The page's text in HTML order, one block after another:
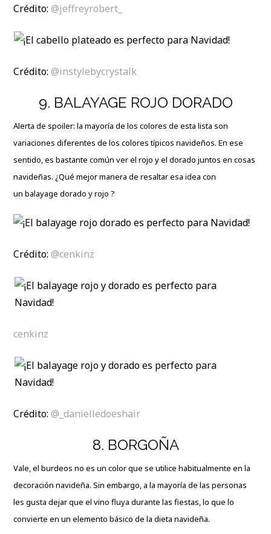
Crédito:@jeffreyrobert_
Crédito:@instylebycrystalk
9. BALAYAGE ROJO DORADO
Alerta de spoiler: la mayoría de los colores de esta lista son
variaciones diferentes de los colores típicos navideños. En ese
sentido, es bastante común ver el rojo y el dorado juntos en cosas
navideñas. ¿Qué mejor manera de resaltar esa idea con
un balayage dorado y rojo ?
Crédito:@cenkinz
cenkinz
Crédito:@_danielledoeshair
8. BORGOÑA
Vale, el burdeos no es un color que se utilice habitualmente en la
decoración navideña. Sin embargo, a la mayoría de las personas
les gusta dejar que el vino fluya durante las fiestas, lo que lo
convierte en un elemento básico de la dieta navideña.